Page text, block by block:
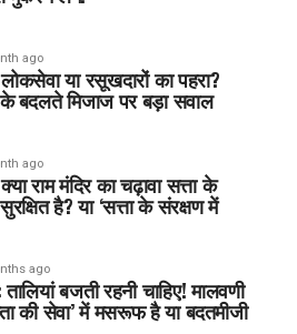
ago
या रसूखदारों का पहरा?
बदलते मिजाज पर बड़ा सवाल
ago
राम मंदिर का चढ़ावा सत्ता के
है? या ‘सत्ता के संरक्षण में
ago
बजती रहनी चाहिए! मालवणी
की सेवा’ में मसरूफ है या बदतमीजी